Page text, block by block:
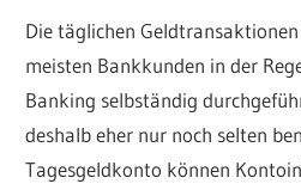
Die täglichen
meisten Bankkunden in der
Banking selbständig
deshalb eher nur noch selten
Tagesgeldkonto können